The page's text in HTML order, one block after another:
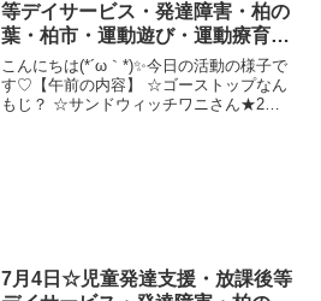
等デイサービス・発達障害・柏の
葉・柏市・運動遊び・運動療育・
プログラム・楽しい療育
こんにちは(*´ω｀*)✨今日の活動の様子で
す♡【午前の内容】 ☆ゴーストップなん
もじ？ ☆サンドウィッチワニさん★2人
7月4日☆児童発達支援・放課後等